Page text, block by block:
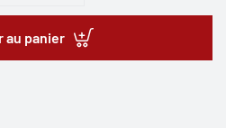
au panier